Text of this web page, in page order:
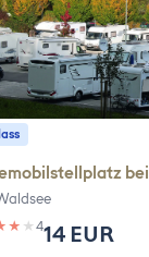
★ ★ 414 EUR